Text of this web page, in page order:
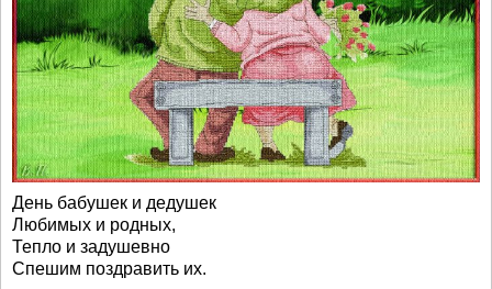
День бабушек и дедушек
Любимых и родных,
Тепло и задушевно
Спешим поздравить их.